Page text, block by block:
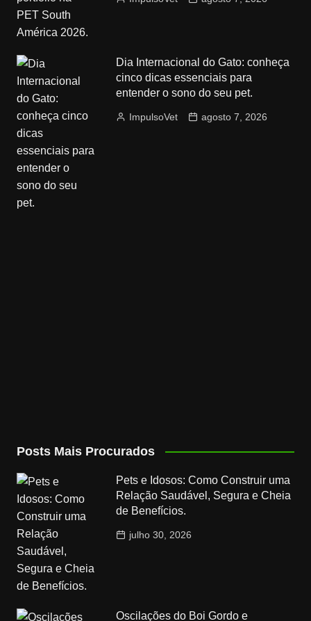
Dia Internacional do Gato: conheça
cinco dicas essenciais para
entender o sono do seu pet.
ImpulsoVet agosto 7, 2026
Posts Mais Procurados
Pets e Idosos: Como Construir uma
Relação Saudável, Segura e Cheia
de Benefícios.
julho 30, 2026
Oscilações do Boi Gordo e